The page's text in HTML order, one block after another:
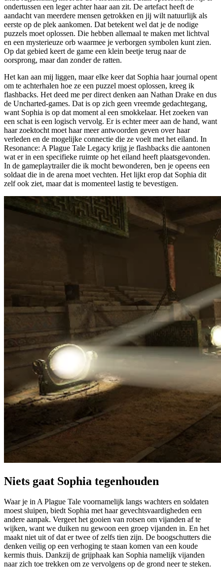
ondertussen een leger achter haar aan zit. De artefact heeft de
aandacht van meerdere mensen getrokken en jij wilt natuurlijk als
eerste op de plek aankomen. Dat betekent wel dat je de nodige
puzzels moet oplossen. Die hebben allemaal te maken met lichtval
en een mysterieuze orb waarmee je verborgen symbolen kunt zien.
Op dat gebied keert de game een klein beetje terug naar de
oorsprong, maar dan zonder de ratten.
Het kan aan mij liggen, maar elke keer dat Sophia haar journal opent
om te achterhalen hoe ze een puzzel moest oplossen, kreeg ik
flashbacks. Het deed me per direct denken aan Nathan Drake en dus
de Uncharted-games. Dat is op zich geen vreemde gedachtegang,
want Sophia is op dat moment al een smokkelaar. Het zoeken van
een schat is een logisch vervolg. Er is echter meer aan de hand, want
haar zoektocht moet haar meer antwoorden geven over haar
verleden en de mogelijke connectie die ze voelt met het eiland. In
Resonance: A Plague Tale Legacy krijg je flashbacks die aantonen
wat er in een specifieke ruimte op het eiland heeft plaatsgevonden.
In de gameplaytrailer die ik mocht bewonderen, ben je opeens een
soldaat die in de arena moet vechten. Het lijkt erop dat Sophia dit
zelf ook ziet, maar dat is momenteel lastig te bevestigen.
Niets gaat Sophia tegenhouden
Waar je in A Plague Tale voornamelijk langs wachters en soldaten
moest sluipen, biedt Sophia met haar gevechtsvaardigheden een
andere aanpak. Vergeet het gooien van rotsen om vijanden af te
wijken, want we duiken nu gewoon een groep vijanden in. En het
maakt niet uit of dat er twee of zelfs tien zijn. De boogschutters die
denken veilig op een verhoging te staan komen van een koude
kermis thuis. Dankzij de grijphaak kan Sophia namelijk vijanden
naar zich toe trekken om ze vervolgens op de grond neer te steken.